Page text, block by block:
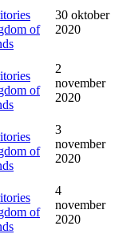
of
30 oktober
2020
of
2
november
2020
of
3
november
2020
of
4
november
2020